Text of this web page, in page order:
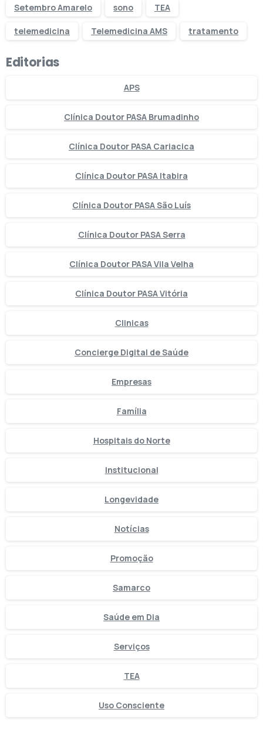
Setembro Amarelo sono TEA
telemedicina Telemedicina AMS tratamento
Editorias
APS
Clínica Doutor PASA Brumadinho
Clínica Doutor PASA Cariacica
Clínica Doutor PASA Itabira
Clínica Doutor PASA São Luís
Clínica Doutor PASA Serra
Clínica Doutor PASA Vila Velha
Clínica Doutor PASA Vitória
Clinicas
Concierge Digital de Saúde
Empresas
Família
Hospitais do Norte
Institucional
Longevidade
Notícias
Promoção
Samarco
Saúde em Dia
Serviços
TEA
Uso Consciente